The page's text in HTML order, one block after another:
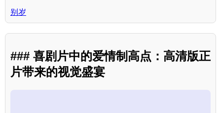
别岁
### 喜剧片中的爱情制高点：高清版正
片带来的视觉盛宴